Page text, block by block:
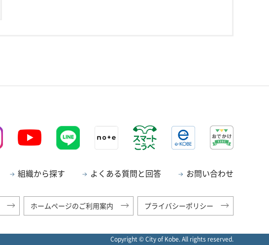
組織から探す よくある質問と回答 お問い合わせ
ホームページのご利用案内 プライバシーポリシー
Copyright © City of Kobe. All rights reserved.